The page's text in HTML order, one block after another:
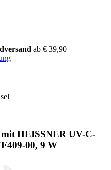
ab € 39,90
HEISSNER UV-C-
00, 9 W